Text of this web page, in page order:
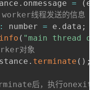
. onmessage = ( e
线程发送的信息
: number = e . data ;
info ( "main thread
对象
. terminate ( ) ;
后，执行onexit